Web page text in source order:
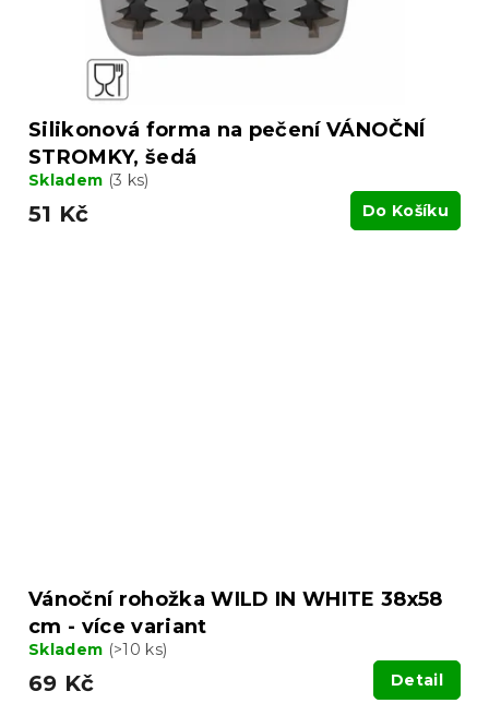
Silikonová forma na pečení VÁNOČNÍ
STROMKY, šedá
Skladem (3 ks)
51 Kč Do Košíku
Vánoční rohožka WILD IN WHITE 38x58
cm - více variant
Skladem (>10 ks)
69 Kč Detail